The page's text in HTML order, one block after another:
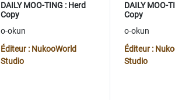
DAILY MOO-TING : Herd
Copy
o-okun
Éditeur : NukooWorld
Studio
DAILY MOO-
Copy
o-okun
Éditeur :
Studio